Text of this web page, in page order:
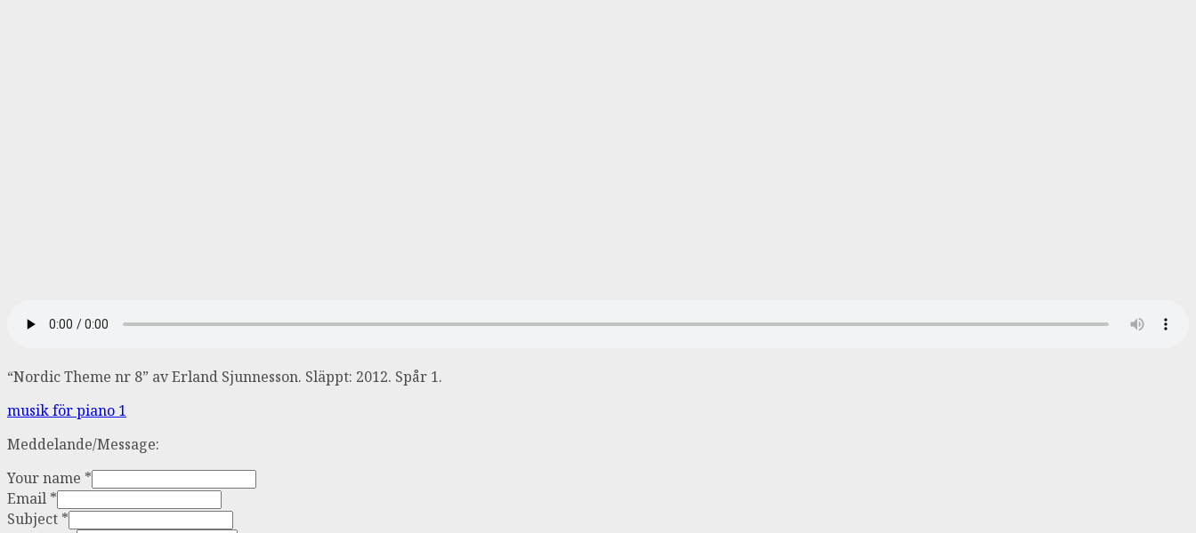
“Nordic Theme nr 8” av Erland Sjunnesson. Släppt: 2012. Spår 1.
Inläggsnavigering
musik för piano 1
Meddelande/Message:
Your name *
Email *
Subject *